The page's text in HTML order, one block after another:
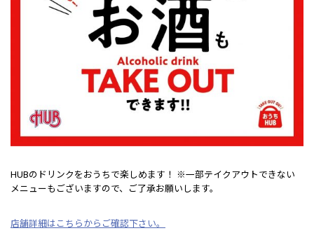
HUBのドリンクをおうちで楽しめます！ ※一部テイクアウトできない
メニューもございますので、ご了承お願いします。
店舗詳細はこちらからご確認下さい。